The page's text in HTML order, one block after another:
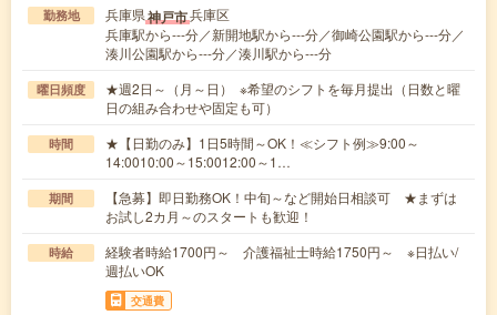
勤務地 兵庫県神戸市兵庫区
兵庫駅から---分／新開地駅から---分／御崎公園駅から---分／
湊川公園駅から---分／湊川駅から---分
曜日頻度
★週2日～（月～日） ※希望のシフトを毎月提出（日数と曜
日の組み合わせや固定も可）
時間
★【日勤のみ】1日5時間～OK！≪シフト例≫9:00～
14:0010:00～15:0012:00～1…
期間
【急募】即日勤務OK！中旬～など開始日相談可 ★まずは
お試し2カ月～のスタートも歓迎！
時給
経験者時給1700円～ 介護福祉士時給1750円～ ※日払い/
週払いOK
交通費